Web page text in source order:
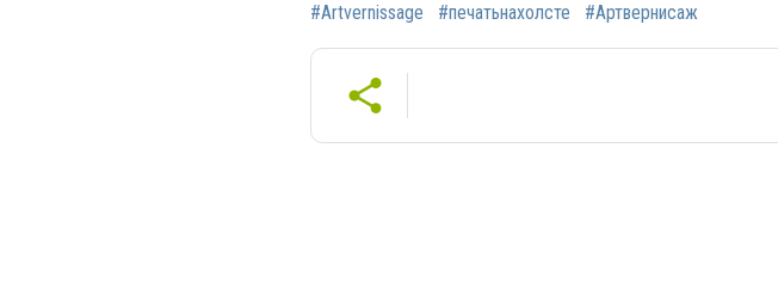
#Artvernissage #печатьнахолсте #Артвернисаж